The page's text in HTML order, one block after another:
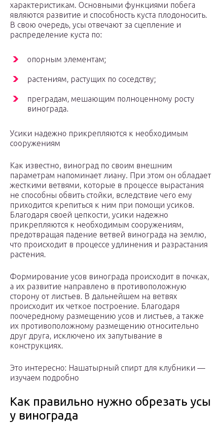
характеристикам. Основными функциями побега
являются развитие и способность куста плодоносить.
В свою очередь, усы отвечают за сцепление и
распределение куста по:
опорным элементам;
растениям, растущих по соседству;
преградам, мешающим полноценному росту
винограда.
Усики надежно прикрепляются к необходимым
сооружениям
Как известно, виноград по своим внешним
параметрам напоминает лиану. При этом он обладает
жесткими ветвями, которые в процессе вырастания
не способны обвить стойки, вследствие чего ему
приходится крепиться к ним при помощи усиков.
Благодаря своей цепкости, усики надежно
прикрепляются к необходимым сооружениям,
предотвращая падение ветвей винограда на землю,
что происходит в процессе удлинения и разрастания
растения.
Формирование усов винограда происходит в почках,
а их развитие направлено в противоположную
сторону от листьев. В дальнейшем на ветвях
происходит их четкое построение. Благодаря
поочередному размещению усов и листьев, а также
их противоположному размещению относительно
друг друга, исключено их запутывание в
конструкциях.
Это интересно: Нашатырный спирт для клубники —
изучаем подробно
Как правильно нужно обрезать усы
у винограда